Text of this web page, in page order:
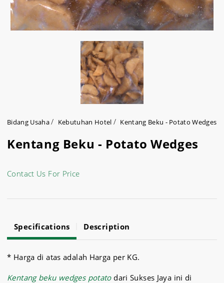
Bidang Usaha Kebutuhan Hotel Kentang Beku - Potato Wedges
Kentang Beku - Potato Wedges
Contact Us For Price
Specifications Description
* Harga di atas adalah Harga per KG.
Kentang beku wedges potatodari Sukses Jaya ini di